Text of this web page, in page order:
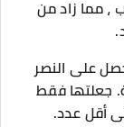
مما زاد من
على النصر
جعلتها فقط
أقل عدد.